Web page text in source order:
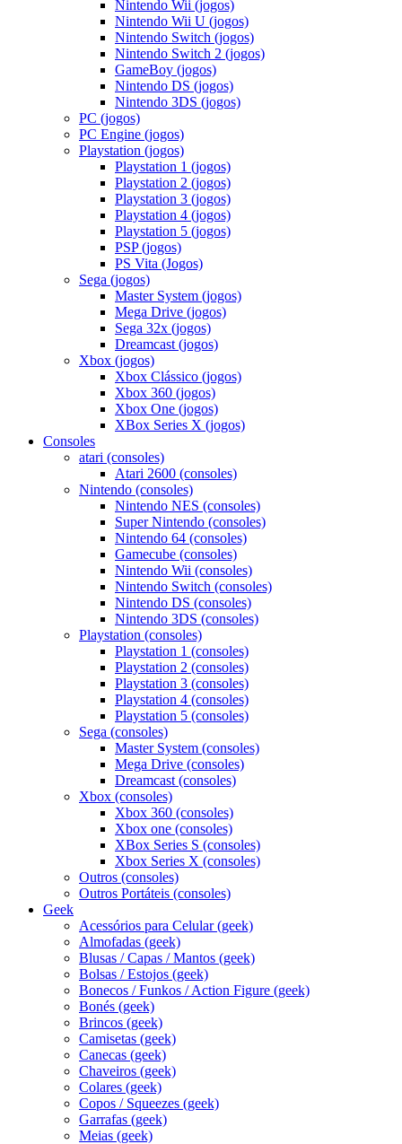
Nintendo Wii (jogos)
Nintendo Wii U (jogos)
Nintendo Switch (jogos)
Nintendo Switch 2 (jogos)
GameBoy (jogos)
Nintendo DS (jogos)
Nintendo 3DS (jogos)
PC (jogos)
PC Engine (jogos)
Playstation (jogos)
Playstation 1 (jogos)
Playstation 2 (jogos)
Playstation 3 (jogos)
Playstation 4 (jogos)
Playstation 5 (jogos)
PSP (jogos)
PS Vita (Jogos)
Sega (jogos)
Master System (jogos)
Mega Drive (jogos)
Sega 32x (jogos)
Dreamcast (jogos)
Xbox (jogos)
Xbox Clássico (jogos)
Xbox 360 (jogos)
Xbox One (jogos)
XBox Series X (jogos)
Consoles
atari (consoles)
Atari 2600 (consoles)
Nintendo (consoles)
Nintendo NES (consoles)
Super Nintendo (consoles)
Nintendo 64 (consoles)
Gamecube (consoles)
Nintendo Wii (consoles)
Nintendo Switch (consoles)
Nintendo DS (consoles)
Nintendo 3DS (consoles)
Playstation (consoles)
Playstation 1 (consoles)
Playstation 2 (consoles)
Playstation 3 (consoles)
Playstation 4 (consoles)
Playstation 5 (consoles)
Sega (consoles)
Master System (consoles)
Mega Drive (consoles)
Dreamcast (consoles)
Xbox (consoles)
Xbox 360 (consoles)
Xbox one (consoles)
XBox Series S (consoles)
Xbox Series X (consoles)
Outros (consoles)
Outros Portáteis (consoles)
Geek
Acessórios para Celular (geek)
Almofadas (geek)
Blusas / Capas / Mantos (geek)
Bolsas / Estojos (geek)
Bonecos / Funkos / Action Figure (geek)
Bonés (geek)
Brincos (geek)
Camisetas (geek)
Canecas (geek)
Chaveiros (geek)
Colares (geek)
Copos / Squeezes (geek)
Garrafas (geek)
Meias (geek)